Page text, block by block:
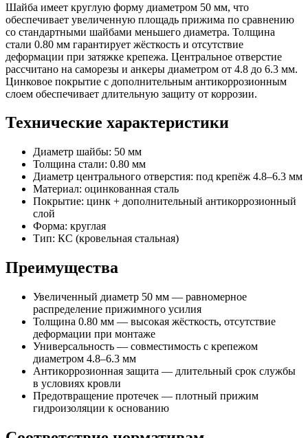
Шайба имеет круглую форму диаметром 50 мм, что
обеспечивает увеличенную площадь прижима по сравнению
со стандартными шайбами меньшего диаметра. Толщина
стали 0.80 мм гарантирует жёсткость и отсутствие
деформации при затяжке крепежа. Центральное отверстие
рассчитано на саморезы и анкеры диаметром от 4.8 до 6.3 мм.
Цинковое покрытие с дополнительным антикоррозионным
слоем обеспечивает длительную защиту от коррозии.
Технические характеристики
Диаметр шайбы: 50 мм
Толщина стали: 0.80 мм
Диаметр центрального отверстия: под крепёж 4.8–6.3 мм
Материал: оцинкованная сталь
Покрытие: цинк + дополнительный антикоррозионный
слой
Форма: круглая
Тип: КС (кровельная стальная)
Преимущества
Увеличенный диаметр 50 мм — равномерное
распределение прижимного усилия
Толщина 0.80 мм — высокая жёсткость, отсутствие
деформации при монтаже
Универсальность — совместимость с крепежом
диаметром 4.8–6.3 мм
Антикоррозионная защита — длительный срок службы
в условиях кровли
Предотвращение протечек — плотный прижим
гидроизоляции к основанию